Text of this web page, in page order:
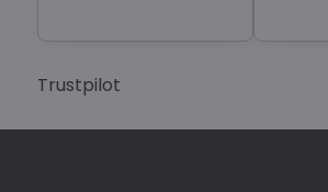
Trustpilot